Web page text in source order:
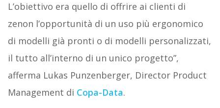
L’obiettivo era quello di offrire ai clienti di
zenon l’opportunità di un uso più ergonomico
di modelli già pronti o di modelli personalizzati,
il tutto all’interno di un unico progetto”,
afferma Lukas Punzenberger, Director Product
Management di Copa-Data.